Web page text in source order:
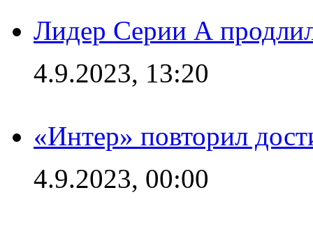
Лидер Серии А
4.9.2023, 13:20
«Интер» повторил
4.9.2023, 00:00